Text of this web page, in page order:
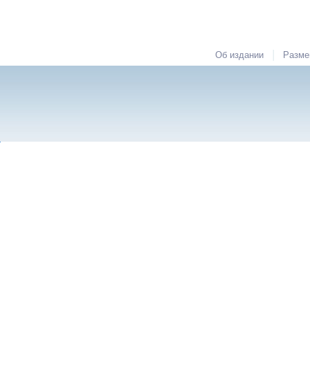
Об издании |